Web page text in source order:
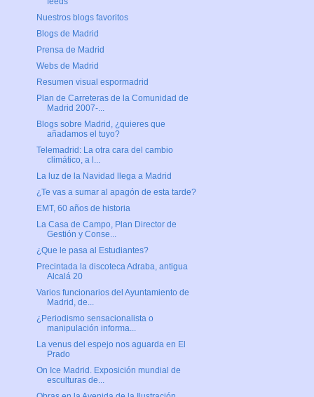
Nuestros blogs favoritos
Blogs de Madrid
Prensa de Madrid
Webs de Madrid
Resumen visual espormadrid
Plan de Carreteras de la Comunidad de
Madrid 2007-...
Blogs sobre Madrid, ¿quieres que
añadamos el tuyo?
Telemadrid: La otra cara del cambio
climático, a l...
La luz de la Navidad llega a Madrid
¿Te vas a sumar al apagón de esta tarde?
EMT, 60 años de historia
La Casa de Campo, Plan Director de
Gestión y Conse...
¿Que le pasa al Estudiantes?
Precintada la discoteca Adraba, antigua
Alcalá 20
Varios funcionarios del Ayuntamiento de
Madrid, de...
¿Periodismo sensacionalista o
manipulación informa...
La venus del espejo nos aguarda en El
Prado
On Ice Madrid. Exposición mundial de
esculturas de...